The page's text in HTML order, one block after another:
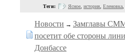
Теги: Ясное история Еленовка
Новости → Замглавы
посетит обе стороны
Донбассе